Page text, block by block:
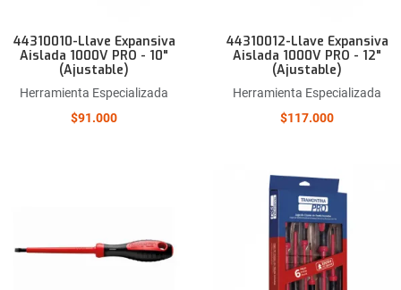
44310010-Llave Expansiva
Aislada 1000V PRO - 10"
(Ajustable)
Herramienta Especializada
$91.000
44310012-Llave Expansiva
Aislada 1000V PRO - 12"
(Ajustable)
Herramienta Especializada
$117.000
Añadir a la lista de deseos
Comparar este producto